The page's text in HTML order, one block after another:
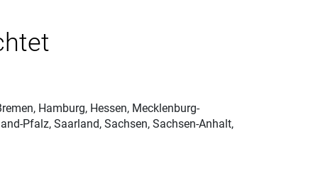
Hamburg, Hessen, Mecklenburg-
Pfalz, Saarland, Sachsen, Sachsen-Anhalt,